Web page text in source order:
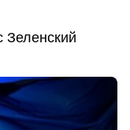
Зеленский